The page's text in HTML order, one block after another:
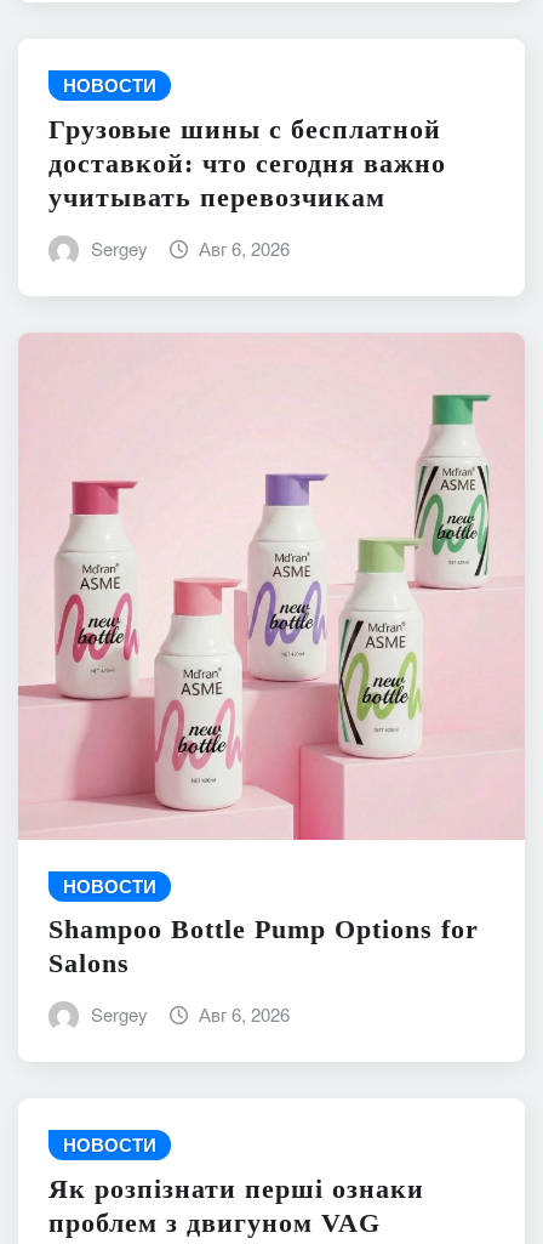
НОВОСТИ
Грузовые шины с бесплатной
доставкой: что сегодня важно
учитывать перевозчикам
Sergey Авг 6, 2026
НОВОСТИ
Shampoo Bottle Pump Options for
Salons
Sergey Авг 6, 2026
НОВОСТИ
Як розпізнати перші ознаки
проблем з двигуном VAG